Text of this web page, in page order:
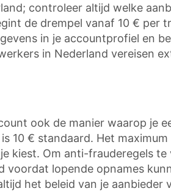
controleer altijd welke
de drempel vanaf 10 €
in je accountprofiel en
in Nederland vereisen
ook de manier waarop je
10 € standaard. Het
kiest. Om anti-frauderegels
lopende opnames
het beleid van je